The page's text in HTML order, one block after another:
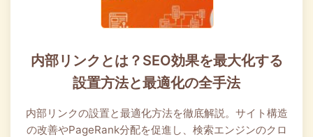
内部リンクとは？SEO効果を最大化する
設置方法と最適化の全手法
内部リンクの設置と最適化方法を徹底解説。サイト構造
の改善やPageRank分配を促進し、検索エンジンのクロ